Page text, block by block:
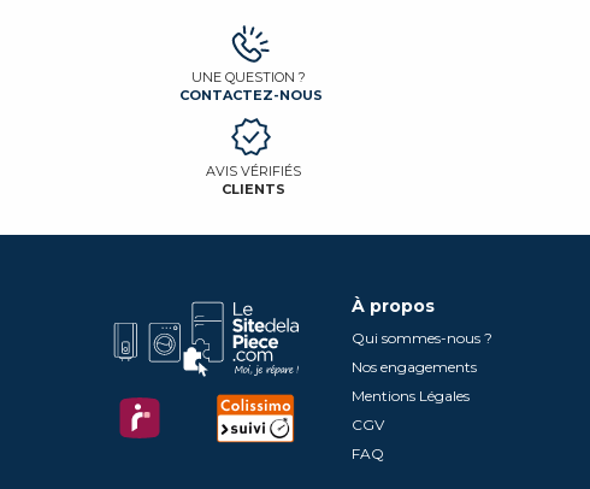
UNE QUESTION ?
CONTACTEZ-NOUS
AVIS VÉRIFIÉS
CLIENTS
À propos
Qui sommes-nous ?
Nos engagements
Mentions Légales
CGV
FAQ